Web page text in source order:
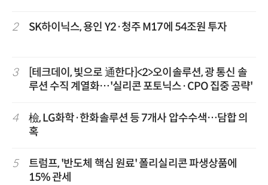
2 SK하이닉스, 용인 Y2·청주 M17에 54조원 투자
3
[테크데이, 빛으로 通한다]<2>오이솔루션, 광 통신 솔
루션 수직 계열화…'실리콘 포토닉스·CPO 집중 공략'
4
檢, LG화학·한화솔루션 등 7개사 압수수색…담합 의
혹
5
트럼프, '반도체 핵심 원료' 폴리실리콘 파생상품에
15% 관세